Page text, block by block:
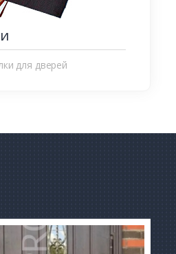
для дверей